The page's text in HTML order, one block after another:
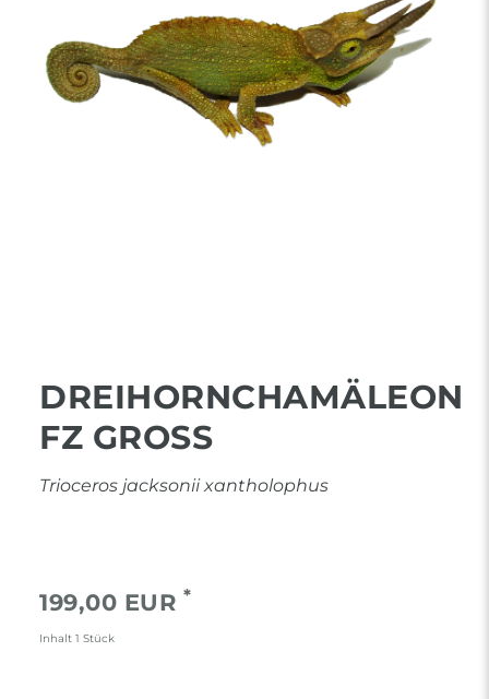
DREIHORNCHAMÄLEON
FZ GROSS
Trioceros jacksonii xantholophus
199,00 EUR *
Inhalt 1 Stück